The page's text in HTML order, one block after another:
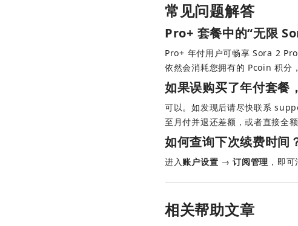
常见问题解答
Pro+ 套餐中的“无限
Pro+ 年付用户可畅享 Sora 2
依然会消耗您拥有的 Pcoin 积分
如果误购买了年付套餐
可以。如发现后请尽快联系
至月付并退还差额，或者直接全
如何查询下次续费时间
进入账户设置 → 订阅管理 ，即
相关帮助文章